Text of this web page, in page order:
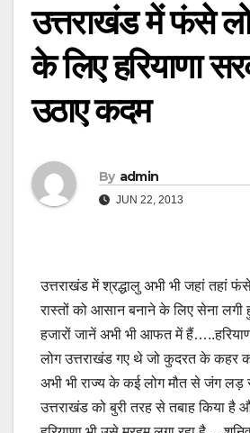
उत्तराखंड में फंसे
के लिए हरियाणा
उठाए कदम
By admin
JUN 22, 2013
उत्तराखंड में श्रद्धालु अभी भी जहां तहां
रास्तों को आसान बनाने के लिए सेना
हजारों जानें अभी भी आफत में
लोग उत्तराखंड गए थे जो कुदरत के कहर
अभी भी राज्य के कई लोग मौत से जंग लड़
उत्तराखंड को बुरी तरह से तबाह किया है